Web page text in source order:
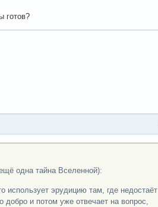
готов?
одна тайна Вселенной):
использует эрудицию там, где недостаёт
и потом уже отвечает на вопрос,